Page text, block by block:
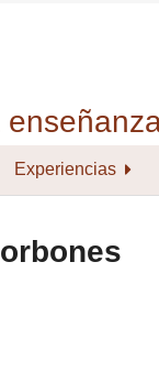
Experiencias